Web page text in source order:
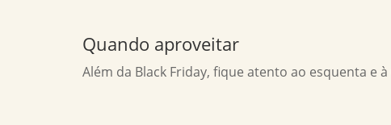
Quando aproveitar
Além da Black Friday, fique atento ao esquenta e